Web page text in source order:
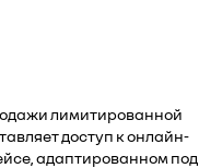
лимитированной
доступ к онлайн-
адаптированном под